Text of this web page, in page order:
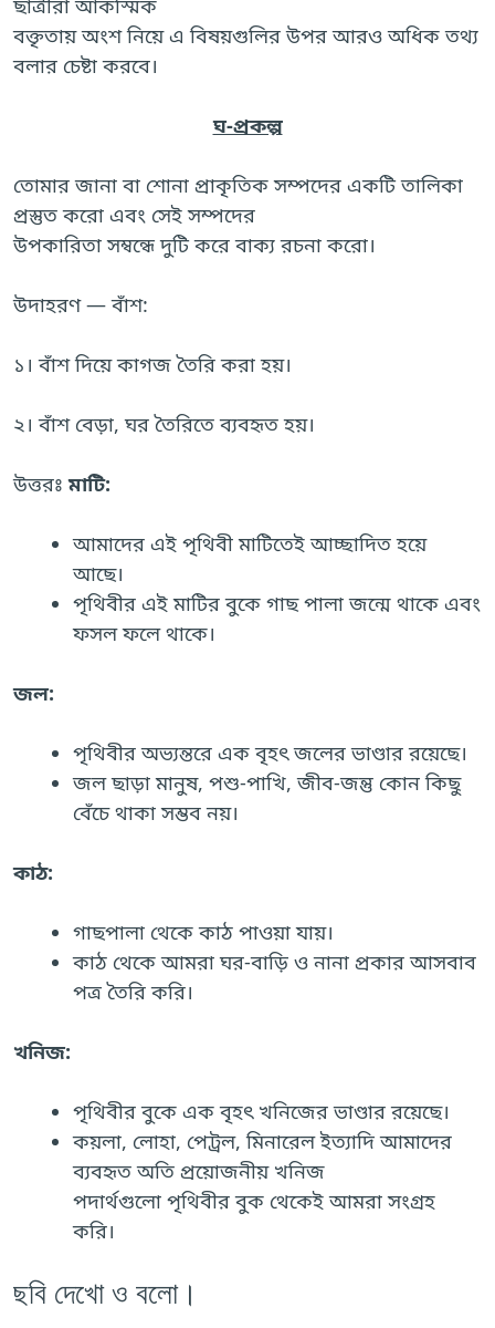
ছাত্রীরা আকস্মিক
বক্তৃতায় অংশ নিয়ে এ বিষয়গুলির উপর আরও অধিক তথ্য
বলার চেষ্টা করবে।
ঘ-প্রকল্প
তোমার জানা বা শোনা প্রাকৃতিক সম্পদের একটি তালিকা
প্রস্তুত করো এবং সেই সম্পদের
উপকারিতা সম্বন্ধে দুটি করে বাক্য রচনা করো।
উদাহরণ — বাঁশ:
১। বাঁশ দিয়ে কাগজ তৈরি করা হয়।
২। বাঁশ বেড়া, ঘর তৈরিতে ব্যবহৃত হয়।
উত্তরঃমাটি:
আমাদের এই পৃথিবী মাটিতেই আচ্ছাদিত হয়ে
আছে।
পৃথিবীর এই মাটির বুকে গাছ পালা জন্মে থাকে এবং
ফসল ফলে থাকে।
জল:
পৃথিবীর অভ্যন্তরে এক বৃহৎ জলের ভাণ্ডার রয়েছে।
জল ছাড়া মানুষ, পশু-পাখি, জীব-জন্তু কোন কিছু
বেঁচে থাকা সম্ভব নয়।
কাঠ:
গাছপালা থেকে কাঠ পাওয়া যায়।
কাঠ থেকে আমরা ঘর-বাড়ি ও নানা প্রকার আসবাব
পত্র তৈরি করি।
খনিজ:
পৃথিবীর বুকে এক বৃহৎ খনিজের ভাণ্ডার রয়েছে।
কয়লা, লোহা, পেট্রল, মিনারেল ইত্যাদি আমাদের
ব্যবহৃত অতি প্রয়োজনীয় খনিজ
পদার্থগুলো পৃথিবীর বুক থেকেই আমরা সংগ্রহ
করি।
ছবি দেখো ও বলো।